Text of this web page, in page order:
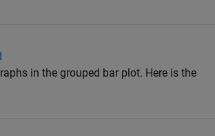
in the grouped bar plot. Here is the